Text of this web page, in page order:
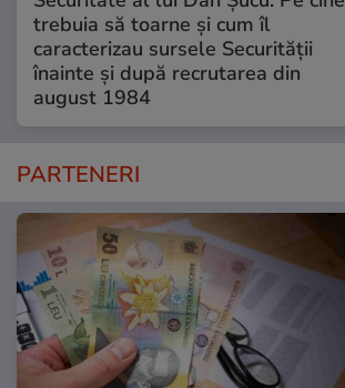
trebuia să toarne și cum îl
caracterizau sursele Securității
înainte și după recrutarea din
august 1984
PARTENERI